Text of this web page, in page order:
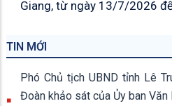
Giang, từ ngày 13/7/2026
TIN MỚI
Phó Chủ tịch UBND tỉnh Lê
Đoàn khảo sát của Ủy ban